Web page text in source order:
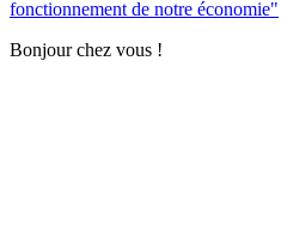
fonctionnement de notre économie"
Bonjour chez vous !